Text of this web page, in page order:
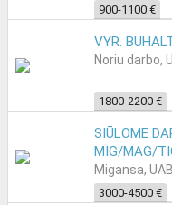
900-1100 €
VYR.
Noriu darbo,
1800-2200 €
SIŪLOME
MIG/MAG/
Migansa, UAB
3000-4500 €